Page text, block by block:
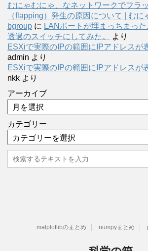
むにゃむにゃ、なネットワークでフラ
（flapping）発生の原因について | むに
bgroup に LANポートが埋まっちまっ
透過のスイッチにしてみた。
より
ESXiで実際のIPの範囲にIPアドレスが
admin より
ESXiで実際のIPの範囲にIPアドレスが
nkk より
アーカイブ
カテゴリー
matplotlibのまとめ numpyまとめ